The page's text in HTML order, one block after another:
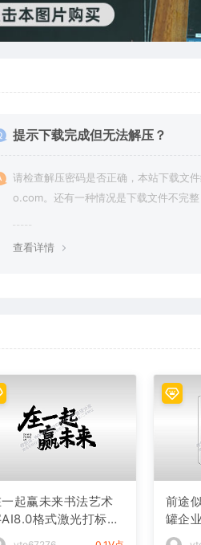
提示下载完成但无法解压？
请检查解压密码是否正确，本站下载文
o.com。还有一种情况是下载文件不完整
查看详情
起赢未来书法艺术
格式激光打标文
用矢量图
前途
罐企
光打